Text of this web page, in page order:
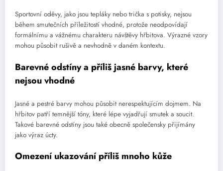
Sportovní oděvy, jako jsou tepláky nebo trička s potisky, nejsou
během smutečních příležitostí vhodné, protože neodpovídají
formálnímu a vážnému charakteru návštěvy hřbitova. Výrazné vzory
mohou působit rušivě a nevhodně v daném kontextu.
Barevné odstíny a příliš jasné barvy, které
nejsou vhodné
Jasné a pestré barvy mohou působit nerespektujícím dojmem. Na
hřbitov patří temnější tóny, které lépe vyjadřují smutek a soucit.
Takové barevné odstíny jsou také obecně společensky přijímány
jako výraz úcty.
Omezení ukazování příliš mnoho kůže